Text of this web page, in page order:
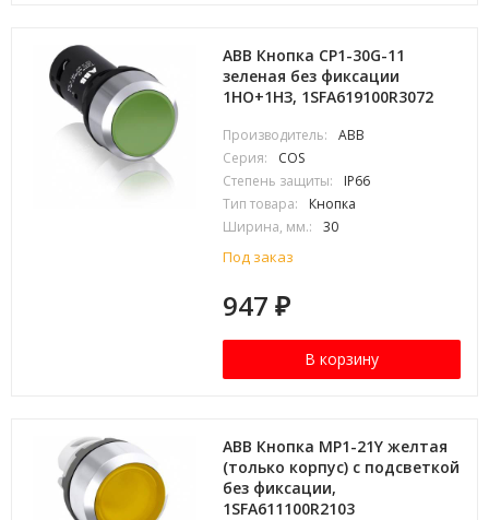
ABB Кнопка CP1-30G-11
зеленая без фиксации
1НО+1HЗ, 1SFA619100R3072
Производитель:
ABB
Серия:
COS
Степень защиты:
IP66
Тип товара:
Кнопка
Ширина, мм.:
30
Под заказ
947₽
В корзину
ABB Кнопка MP1-21Y желтая
(только корпус) с подсветкой
без фиксации,
1SFA611100R2103